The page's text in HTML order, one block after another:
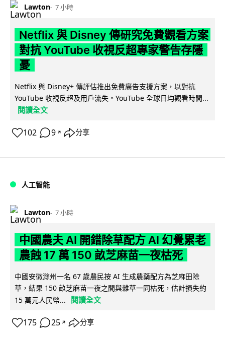
Lawton 7 小時
Netflix 與 Disney 傳研究免費觀看方案
對抗 YouTube 收視反超專家警告存隱
憂
Netflix 與 Disney+ 傳評估推出免費廣告支援方案，以對抗
YouTube 收視反超及用戶流失。YouTube 全球日均觀看時間...
閱讀全文
102 9 ↗ 分享
人工智能
Lawton 7 小時
中國農夫 AI 開錯除草配方 AI 幻覺累老
農蝕 17 萬 150 畝芝麻苗一夜枯死
中國安徽滁州一名 67 歲農民按 AI 生成農藥配方為芝麻田除
草，結果 150 畝芝麻苗一夜之間與雜草一同枯死，估計損失約
15 萬元人民幣...
閱讀全文
175 25 ↗ 分享